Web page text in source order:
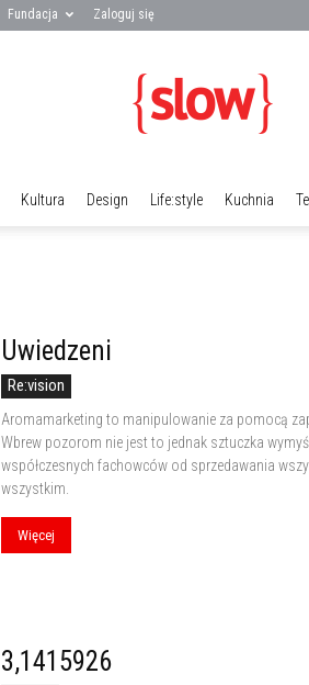
Fundacja Zaloguj się
Kultura Design Life:style Kuchnia
Uwiedzeni
Re:vision
Aromamarketing to manipulowanie za pomocą
Wbrew pozorom nie jest to jednak sztuczka
współczesnych fachowców od sprzedawania
wszystkim.
Więcej
3,1415926